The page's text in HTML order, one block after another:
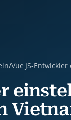
/Vue JS-